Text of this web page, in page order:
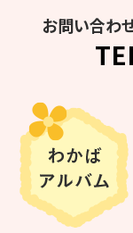
お問い合わ